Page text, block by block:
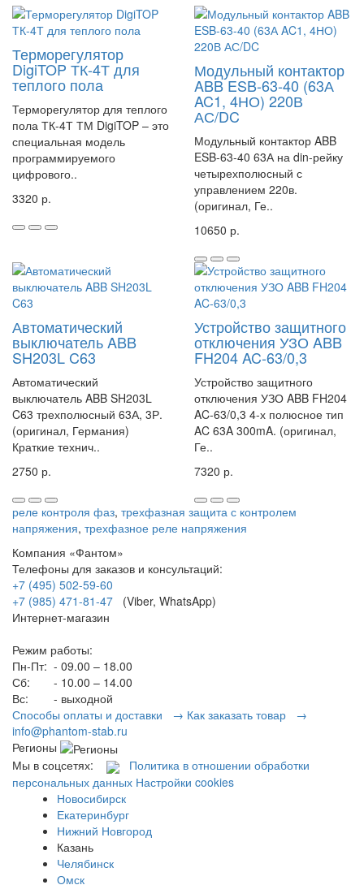
Терморегулятор
DigiTOP ТК-4Т для
теплого пола
Терморегулятор для теплого
пола ТК-4Т ТМ DigiTOP – это
специальная модель
программируемого
цифрового..
3320 р.
Модульный контактор
ABB ESB-63-40 (63А
AC1, 4НО) 220В
АС/DC
Модульный контактор ABB
ESB-63-40 63А на din-рейку
четырехполюсный с
управлением 220в.
(оригинал, Ге..
10650 р.
Автоматический
выключатель ABB
SH203L C63
Автоматический
выключатель ABB SH203L
C63 трехполюсный 63А, 3Р.
(оригинал, Германия)
Краткие технич..
2750 р.
Устройство защитного
отключения УЗО ABB
FH204 AC-63/0,3
Устройство защитного
отключения УЗО ABB FH204
AC-63/0,3 4-х полюсное тип
AC 63A 300mA. (оригинал,
Ге..
7320 р.
реле контроля фаз, трехфазная защита с контролем
напряжения, трехфазное реле напряжения
Компания «Фантом»
Телефоны для заказов и консультаций:
+7 (495) 502-59-60
+7 (985) 471-81-47 (Viber, WhatsApp)
Интернет-магазин
Режим работы:
Пн-Пт: - 09.00 – 18.00
Сб:
- 10.00 – 14.00
Вс:
- выходной
Способы оплаты и доставки → Как заказать товар →
info@phantom-stab.ru
Регионы
Мы в соцсетях:
Политика в отношении обработки
персональных данных Настройки cookies
Новосибирск
Екатеринбург
Нижний Новгород
Казань
Челябинск
Омск